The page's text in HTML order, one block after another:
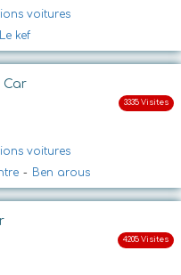
voitures
Le kef
Car
voitures
- Ben arous